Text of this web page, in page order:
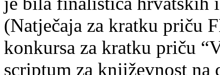
(Natječaja za kratku priču
konkursa za kratku priču
scriptum za književnost na